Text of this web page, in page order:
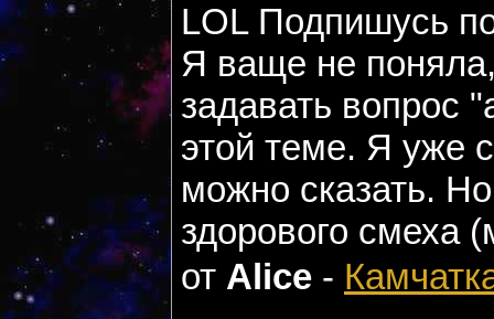
LOL Подпишусь
Я ваще не
задавать вопрос
этой теме. Я уже
можно сказать.
здорового смеха
от Alice -